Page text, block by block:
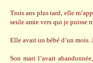
Trois ans plus tard, elle
seule amie vers qui je puisse
Elle avait un bébé d’un mois.
Son mari l’avait